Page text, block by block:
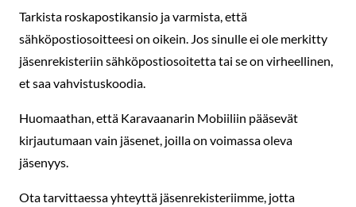
Tarkista roskapostikansio ja varmista, että
sähköpostiosoitteesi on oikein. Jos sinulle ei ole merkitty
jäsenrekisteriin sähköpostiosoitetta tai se on virheellinen,
et saa vahvistuskoodia.
Huomaathan, että Karavaanarin Mobiiliin pääsevät
kirjautumaan vain jäsenet, joilla on voimassa oleva
jäsenyys.
Ota tarvittaessa yhteyttä jäsenrekisteriimme, jotta